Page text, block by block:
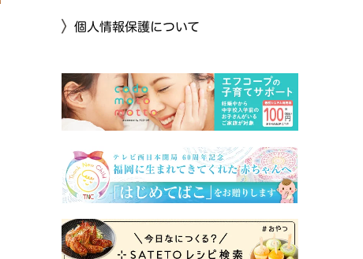
個人情報保護について